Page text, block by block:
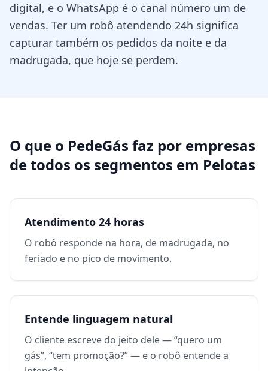
digital, e o WhatsApp é o canal número um de
vendas. Ter um robô atendendo 24h significa
capturar também os pedidos da noite e da
madrugada, que hoje se perdem.
O que o PedeGás faz por empresas
de todos os segmentos em Pelotas
Atendimento 24 horas
O robô responde na hora, de madrugada, no
feriado e no pico de movimento.
Entende linguagem natural
O cliente escreve do jeito dele — “quero um
gás”, “tem promoção?” — e o robô entende a